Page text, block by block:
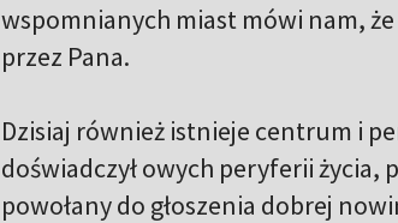
wspomnianych miast mówi nam,
przez Pana.
Dzisiaj również istnieje centrum i
doświadczył owych peryferii życia,
powołany do głoszenia dobrej